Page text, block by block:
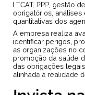
LTCAT, PPP, gestão
obrigatórios,
quantitativas dos
A empresa realiza
identificar perigos,
as organizações no
promoção da saúde
das obrigações
alinhada à realidade